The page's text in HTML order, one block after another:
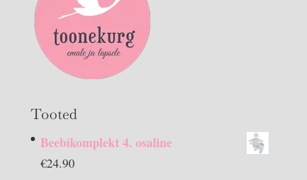
Tooted
Beebikomplekt 4. osaline
€24.90